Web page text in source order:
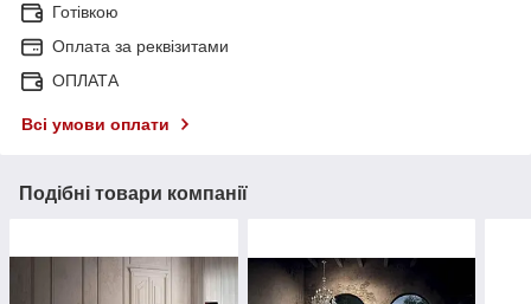
Готівкою
Оплата за реквізитами
ОПЛАТА
Всі умови оплати
Подібні товари компанії